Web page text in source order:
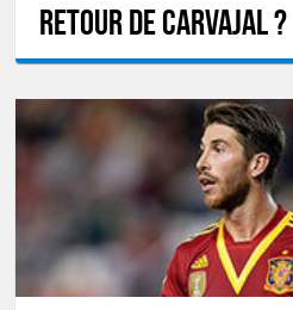
Retour de Carvajal ?